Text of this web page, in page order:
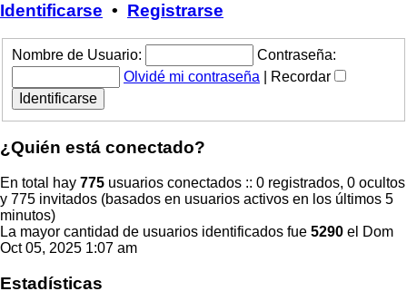
Identificarse • Registrarse
Nombre de Usuario:
Contraseña:
Olvidé mi contraseña
Recordar
¿Quién está conectado?
En total hay 775 usuarios conectados :: 0 registrados, 0 ocultos
y 775 invitados (basados en usuarios activos en los últimos 5
minutos)
La mayor cantidad de usuarios identificados fue 5290 el Dom
Oct 05, 2025 1:07 am
Estadísticas